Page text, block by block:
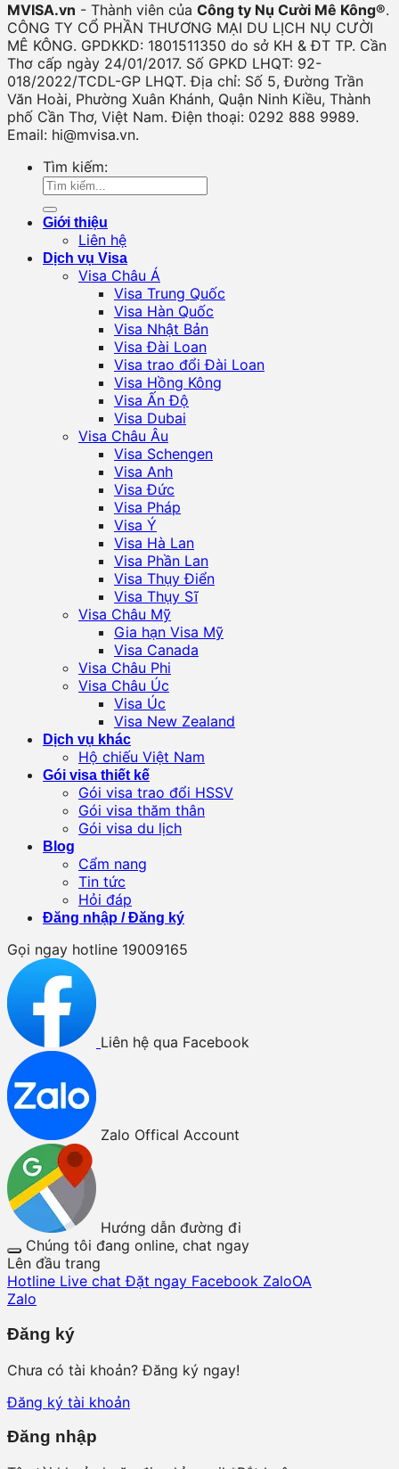
MVISA.vn - Thành viên của Công ty Nụ Cười Mê Kông®.
CÔNG TY CỔ PHẦN THƯƠNG MẠI DU LỊCH NỤ CƯỜI
MÊ KÔNG. GPDKKD: 1801511350 do sở KH & ĐT TP. Cần
Thơ cấp ngày 24/01/2017. Số GPKD LHQT: 92-
018/2022/TCDL-GP LHQT. Địa chỉ: Số 5, Đường Trần
Văn Hoài, Phường Xuân Khánh, Quận Ninh Kiều, Thành
phố Cần Thơ, Việt Nam. Điện thoại: 0292 888 9989.
Email: hi@mvisa.vn.
Tìm kiếm:
Giới thiệu
Liên hệ
Dịch vụ Visa
Visa Châu Á
Visa Trung Quốc
Visa Hàn Quốc
Visa Nhật Bản
Visa Đài Loan
Visa trao đổi Đài Loan
Visa Hồng Kông
Visa Ấn Độ
Visa Dubai
Visa Châu Âu
Visa Schengen
Visa Anh
Visa Đức
Visa Pháp
Visa Ý
Visa Hà Lan
Visa Phần Lan
Visa Thụy Điển
Visa Thụy Sĩ
Visa Châu Mỹ
Gia hạn Visa Mỹ
Visa Canada
Visa Châu Phi
Visa Châu Úc
Visa Úc
Visa New Zealand
Dịch vụ khác
Hộ chiếu Việt Nam
Gói visa thiết kế
Gói visa trao đổi HSSV
Gói visa thăm thân
Gói visa du lịch
Blog
Cẩm nang
Tin tức
Hỏi đáp
Đăng nhập / Đăng ký
Gọi ngay hotline 19009165
Liên hệ qua Facebook
Zalo Offical Account
Hướng dẫn đường đi
Chúng tôi đang online, chat ngay
Lên đầu trang
Hotline Live chat Đặt ngay Facebook ZaloOA
Zalo
Đăng ký
Chưa có tài khoản? Đăng ký ngay!
Đăng ký tài khoản
Đăng nhập